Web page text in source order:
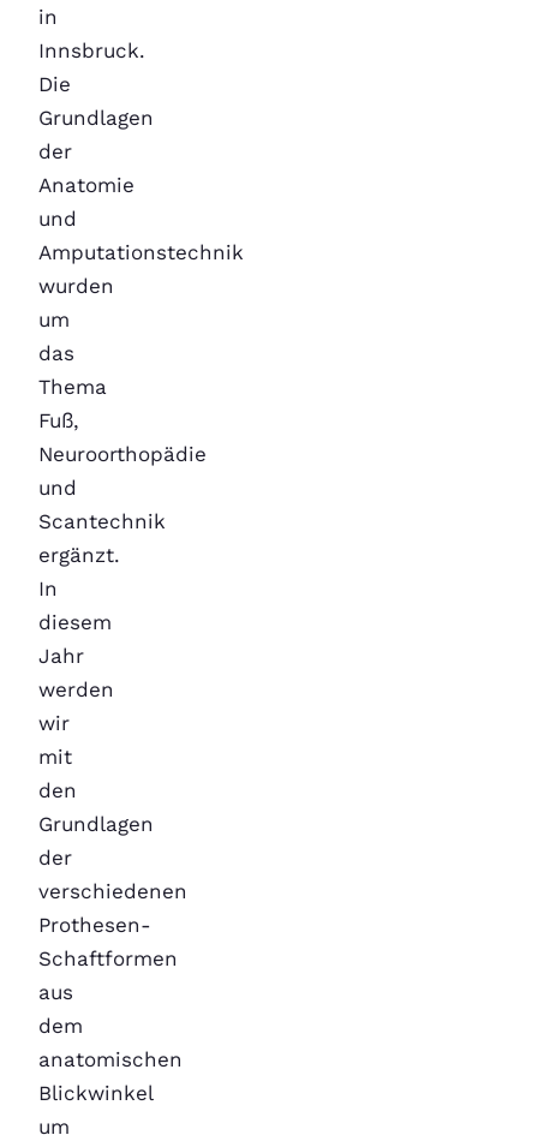
in
Innsbruck.
Die
Grundlagen
der
Anatomie
und
Amputationstechnik
wurden
um
das
Thema
Fuß,
Neuroorthopädie
und
Scantechnik
ergänzt.
In
diesem
Jahr
werden
wir
mit
den
Grundlagen
der
verschiedenen
Prothesen-
Schaftformen
aus
dem
anatomischen
Blickwinkel
um